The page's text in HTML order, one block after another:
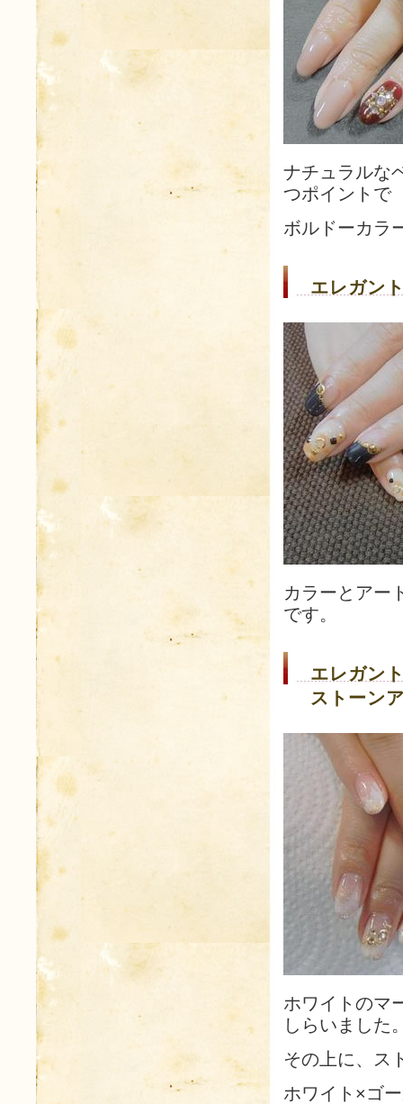
ナチュラルな
つポイントで
ボルドーカラ
エレガン
カラーとアー
です。
エレガン
ストーン
ホワイトのマ
しらいました
その上に、ス
ホワイト×ゴ